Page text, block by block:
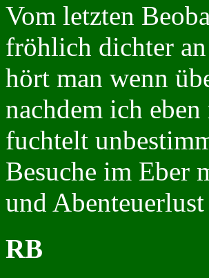
Vom letzten
fröhlich dichter
hört man wenn
nachdem ich
fuchtelt
Besuche im Eber
und
RB